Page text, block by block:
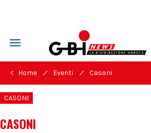
Toggle
navigation
< Home / Eventi / Casoni
CASONI
CASONI